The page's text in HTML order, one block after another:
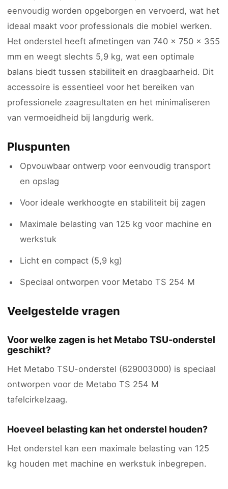
eenvoudig worden opgeborgen en vervoerd, wat het
ideaal maakt voor professionals die mobiel werken.
Het onderstel heeft afmetingen van 740 x 750 x 355
mm en weegt slechts 5,9 kg, wat een optimale
balans biedt tussen stabiliteit en draagbaarheid. Dit
accessoire is essentieel voor het bereiken van
professionele zaagresultaten en het minimaliseren
van vermoeidheid bij langdurig werk.
Pluspunten
Opvouwbaar ontwerp voor eenvoudig transport
en opslag
Voor ideale werkhoogte en stabiliteit bij zagen
Maximale belasting van 125 kg voor machine en
werkstuk
Licht en compact (5,9 kg)
Speciaal ontworpen voor Metabo TS 254 M
Veelgestelde vragen
Voor welke zagen is het Metabo TSU-onderstel
geschikt?
Het Metabo TSU-onderstel (629003000) is speciaal
ontworpen voor de Metabo TS 254 M
tafelcirkelzaag.
Hoeveel belasting kan het onderstel houden?
Het onderstel kan een maximale belasting van 125
kg houden met machine en werkstuk inbegrepen.